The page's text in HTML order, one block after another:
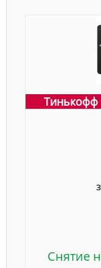
Тинькофф
Снятие